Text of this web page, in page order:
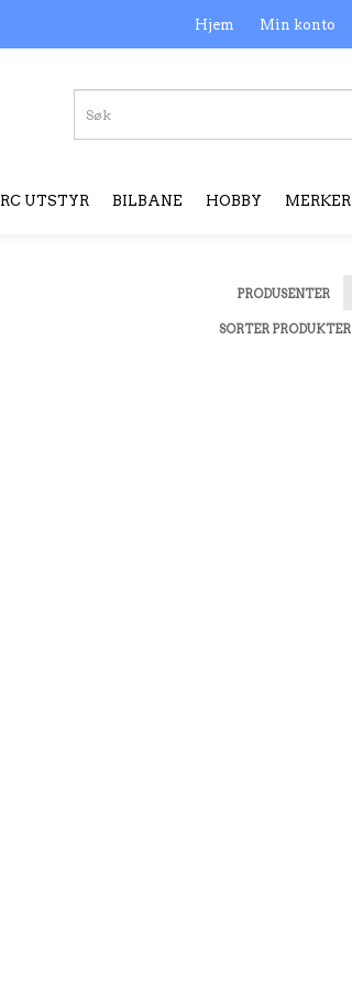
Hjem Min konto
RC UTSTYR BILBANE HOBBY MERKER
PRODUSENTER
SORTER PRODUKTER